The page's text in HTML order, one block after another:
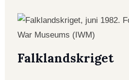
Falklandskriget